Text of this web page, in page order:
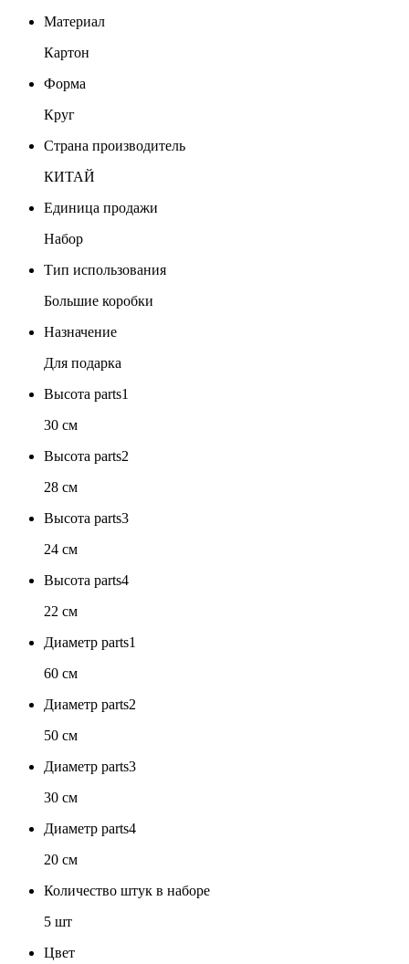
Материал
Картон
Форма
Круг
Страна производитель
КИТАЙ
Единица продажи
Набор
Тип использования
Большие коробки
Назначение
Для подарка
Высота parts1
30 см
Высота parts2
28 см
Высота parts3
24 см
Высота parts4
22 см
Диаметр parts1
60 см
Диаметр parts2
50 см
Диаметр parts3
30 см
Диаметр parts4
20 см
Количество штук в наборе
5 шт
Цвет